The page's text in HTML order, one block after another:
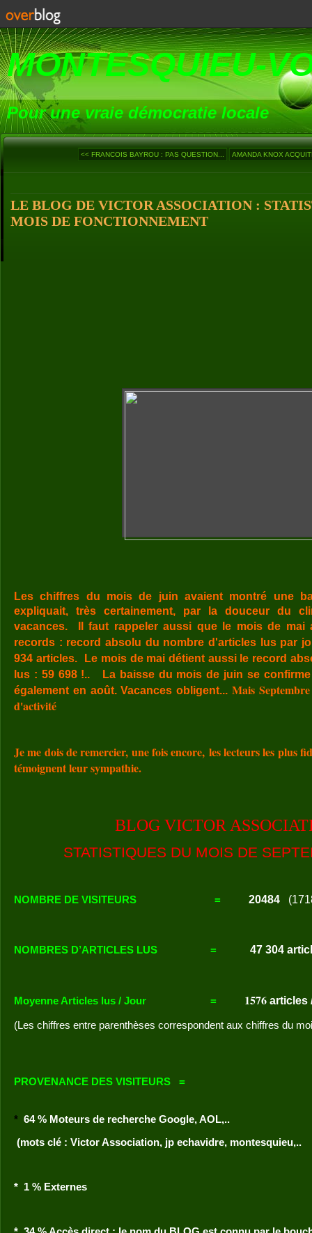
MONTESQUIEU-
Pour une vraie démocratie locale
<< FRANCOIS BAYROU : PAS QUESTION... AMANDA KNOX
LE BLOG DE VICTOR ASSOCIATION :
MOIS DE FONCTIONNEMENT
Les chiffres du mois de juin avaient montré une
expliquait, très certainement, par la douceur du
vacances.
Il faut rappeler aussi que le mois de
records : record absolu du nombre d'articles lus par
934 articles.
Le mois de mai détient aussi le record
lus : 59 698 !..
La baisse du mois de juin se
également en août. Vacances obligent... Mais
d'activité
Je me dois de remercier, une fois encore, les lecteurs les plus
témoignent leur sympathie.
BLOG VICTOR
STATISTIQUES DU MOIS DE
NOMBRE DE VISITEURS = 20484
NOMBRES D’ARTICLES LUS = 47 304
Moyenne Articles lus / Jour = 1576 articles
(Les chiffres entre parenthèses correspondent aux chiffres du
PROVENANCE DES VISITEURS =
* 64 % Moteurs de recherche Google, AOL,..
(mots clé : Victor Association, jp echavidre, montesquieu,..
* 1 % Externes